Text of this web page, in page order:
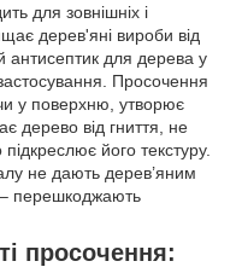
для зовнішніх і
дерев'яні вироби від
антисептик для дерева у
Просочення
у поверхню, утворює
дерево від гниття, не
його текстуру.
не дають дерев’яним
– перешкоджають
просочення: